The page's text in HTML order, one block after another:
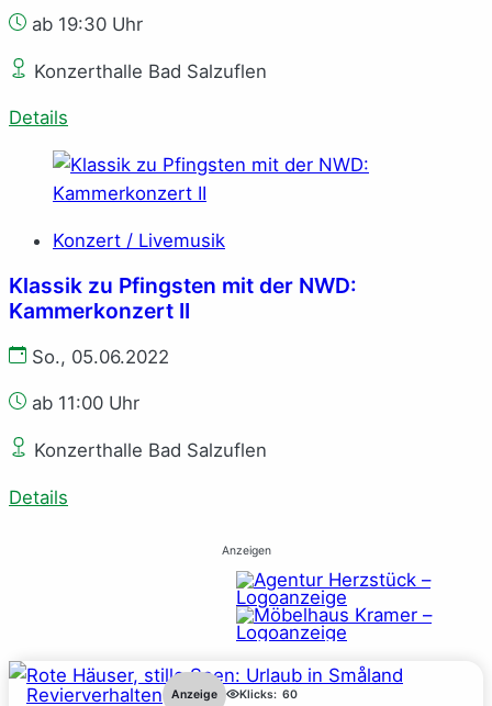
ab 19:30 Uhr
Konzerthalle Bad Salzuflen
Details
Konzert / Livemusik
Klassik zu Pfingsten mit der NWD:
Kammerkonzert II
So., 05.06.2022
ab 11:00 Uhr
Konzerthalle Bad Salzuflen
Details
Anzeigen
Revierverhalten Anzeige Klicks: 60